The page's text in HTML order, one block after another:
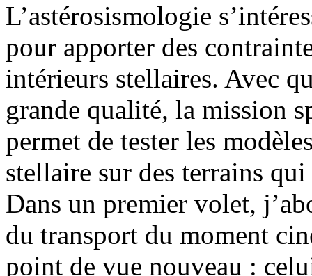
L’astérosismologie
pour apporter des
intérieurs stellaires. Avec
grande qualité, la mission
permet de tester les
stellaire sur des terrains
Dans un premier volet,
du transport du moment
point de vue nouveau :